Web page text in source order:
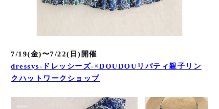
7/19(金)〜7/22(日)開催
dressys-ドレッシーズ-×DOUDOUリバティ親子リン
クハットワークショップ